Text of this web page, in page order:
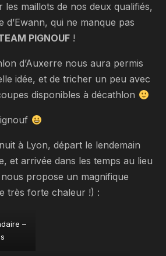
maillots de nos deux qualifiés,
d’Ewann, qui ne manque pas
PIGNOUF !
d’Auxerre nous aura permis
idée, et de tricher un peu avec
disponibles à décathlon
à Lyon, départ le lendemain
et arrivée dans les temps au lieu
propose un magnifique
très forte chaleur !) :
–